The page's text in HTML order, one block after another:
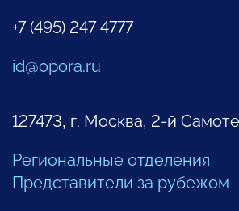
+7 (495) 247 4777
id@opora.ru
127473, г. Москва, 2-й
Региональные отделения
Представители за рубежом